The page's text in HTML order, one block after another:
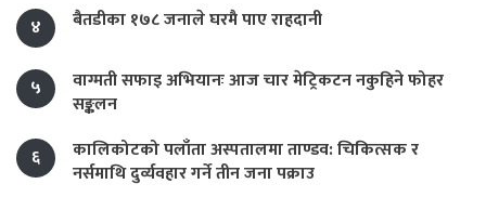
४ बैतडीका १७८ जनाले घरमै पाए राहदानी
५
वाग्मती सफाइ अभियानः आज चार मेट्रिकटन नकुहिने फोहर
सङ्कलन
६
कालिकोटको पलाँता अस्पतालमा ताण्डव: चिकित्सक र
नर्समाथि दुर्व्यवहार गर्ने तीन जना पक्राउ